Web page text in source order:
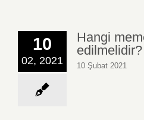
10
02, 2021
Hangi
edilmelidir?
10 Şubat 2021